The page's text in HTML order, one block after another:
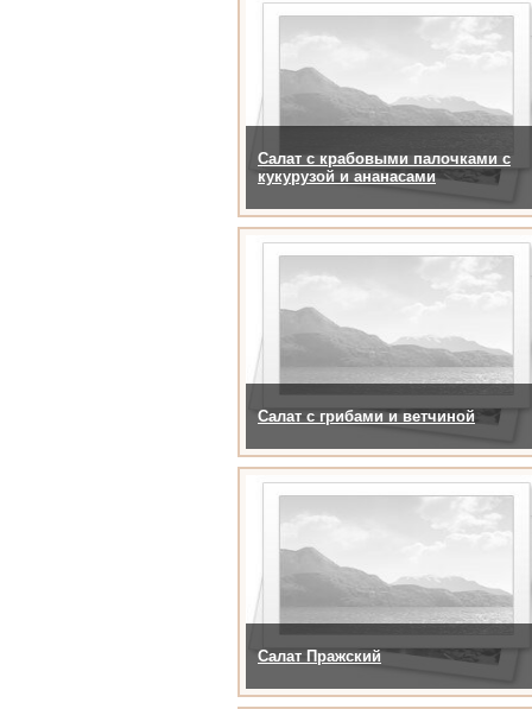
Салат с крабовыми палочками с
кукурузой и ананасами
Салат с грибами и ветчиной
Салат Пражский